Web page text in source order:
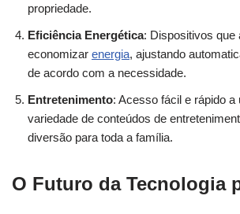
propriedade.
Eficiência Energética: Dispositivos que
economizar energia, ajustando
de acordo com a necessidade.
Entretenimento: Acesso fácil e rápido a
variedade de conteúdos de
diversão para toda a família.
O Futuro da Tecnologia